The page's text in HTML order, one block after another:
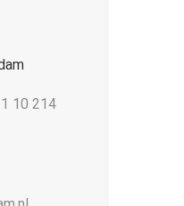
10 214